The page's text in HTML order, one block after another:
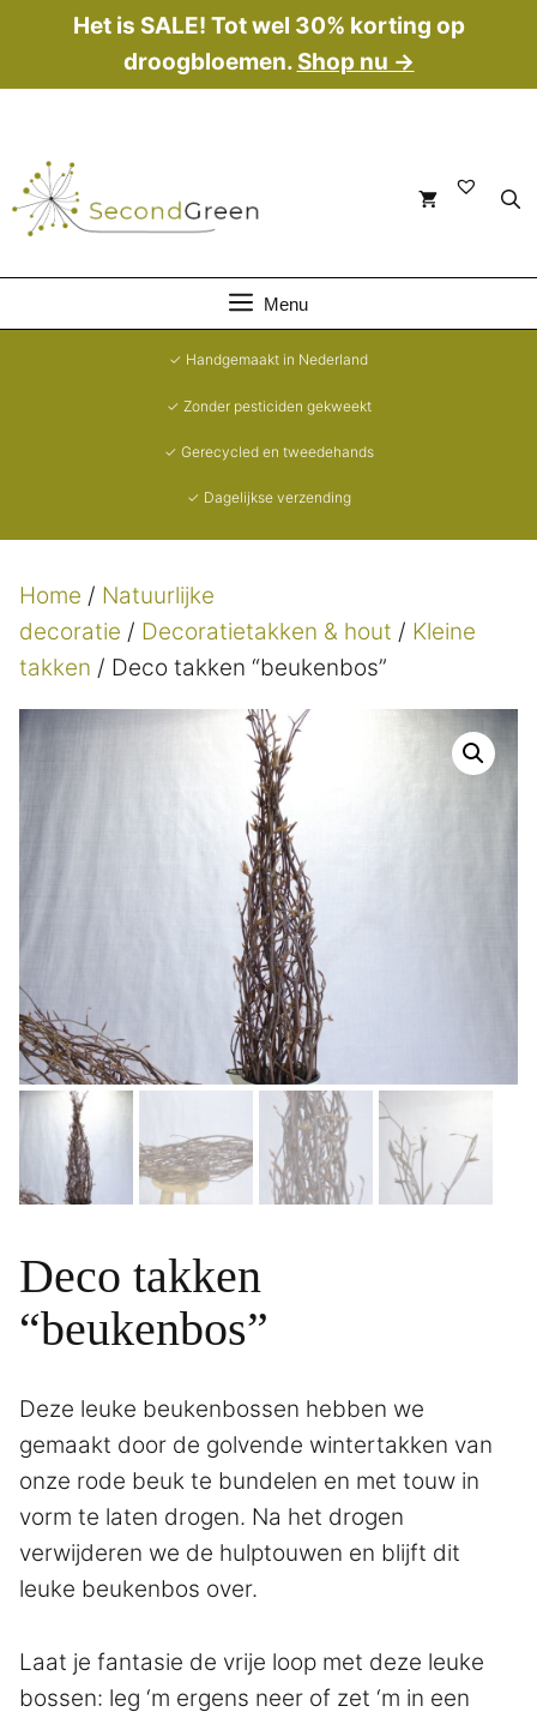
de
Het is SALE! Tot wel 30% korting op
droogbloemen. Shop nu →
Menu
✓ Handgemaakt in Nederland
✓ Zonder pesticiden gekweekt
✓ Gerecycled en tweedehands
✓ Dagelijkse verzending
Home / Natuurlijke
decoratie / Decoratietakken & hout / Kleine
takken / Deco takken “beukenbos”
Deco takken
“beukenbos”
Deze leuke beukenbossen hebben we
gemaakt door de golvende wintertakken van
onze rode beuk te bundelen en met touw in
vorm te laten drogen. Na het drogen
verwijderen we de hulptouwen en blijft dit
leuke beukenbos over.
Laat je fantasie de vrije loop met deze leuke
bossen: leg ‘m ergens neer of zet ‘m in een